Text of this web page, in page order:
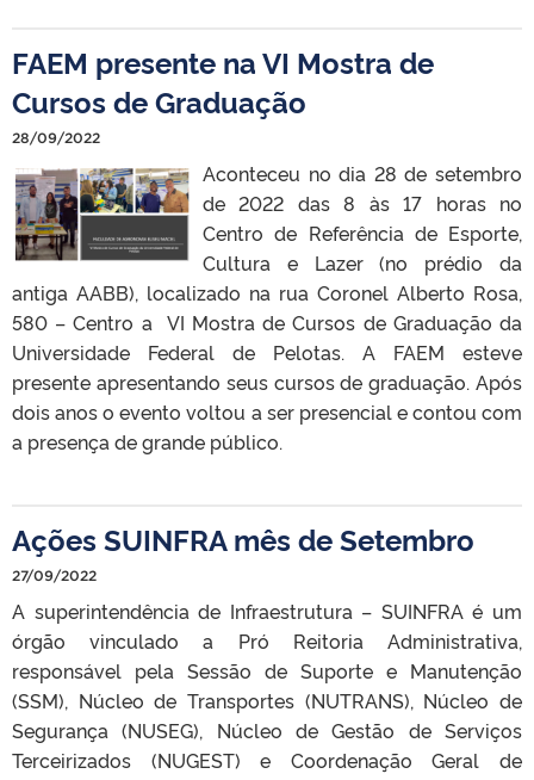
FAEM presente na VI Mostra de
Cursos de Graduação
28/09/2022
Aconteceu no dia 28 de setembro
de 2022 das 8 às 17 horas no
Centro de Referência de Esporte,
Cultura e Lazer (no prédio da
antiga AABB), localizado na rua Coronel Alberto Rosa,
580 – Centro a VI Mostra de Cursos de Graduação da
Universidade Federal de Pelotas. A FAEM esteve
presente apresentando seus cursos de graduação. Após
dois anos o evento voltou a ser presencial e contou com
a presença de grande público.
Ações SUINFRA mês de Setembro
27/09/2022
A superintendência de Infraestrutura – SUINFRA é um
órgão vinculado a Pró Reitoria Administrativa,
responsável pela Sessão de Suporte e Manutenção
(SSM), Núcleo de Transportes (NUTRANS), Núcleo de
Segurança (NUSEG), Núcleo de Gestão de Serviços
Terceirizados (NUGEST) e Coordenação Geral de